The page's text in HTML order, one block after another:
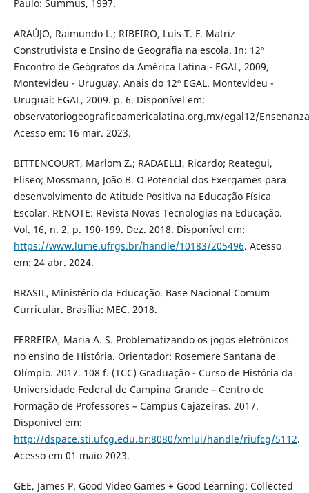
Paulo: Summus, 1997.
ARAÚJO, Raimundo L.; RIBEIRO, Luís T. F. Matriz
Construtivista e Ensino de Geografia na escola. In: 12º
Encontro de Geógrafos da América Latina - EGAL, 2009,
Montevideu - Uruguay. Anais do 12º EGAL. Montevideu -
Uruguai: EGAL, 2009. p. 6. Disponível em:
observatoriogeograficoamericalatina.org.mx/egal12/
Acesso em: 16 mar. 2023.
BITTENCOURT, Marlom Z.; RADAELLI, Ricardo; Reategui,
Eliseo; Mossmann, João B. O Potencial dos Exergames para
desenvolvimento de Atitude Positiva na Educação Física
Escolar. RENOTE: Revista Novas Tecnologias na Educação.
Vol. 16, n. 2, p. 190-199. Dez. 2018. Disponível em:
https://www.lume.ufrgs.br/handle/10183/205496. Acesso
em: 24 abr. 2024.
BRASIL, Ministério da Educação. Base Nacional Comum
Curricular. Brasília: MEC. 2018.
FERREIRA, Maria A. S. Problematizando os jogos eletrônicos
no ensino de História. Orientador: Rosemere Santana de
Olímpio. 2017. 108 f. (TCC) Graduação - Curso de História da
Universidade Federal de Campina Grande – Centro de
Formação de Professores – Campus Cajazeiras. 2017.
Disponível em:
http://dspace.sti.ufcg.edu.br:8080/xmlui/handle/riufcg/5112.
Acesso em 01 maio 2023.
GEE, James P. Good Video Games + Good Learning: Collected